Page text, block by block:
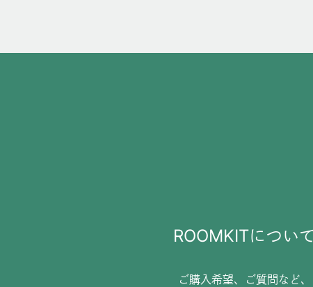
ROOMKITについて
ご購入希望、ご質問など、